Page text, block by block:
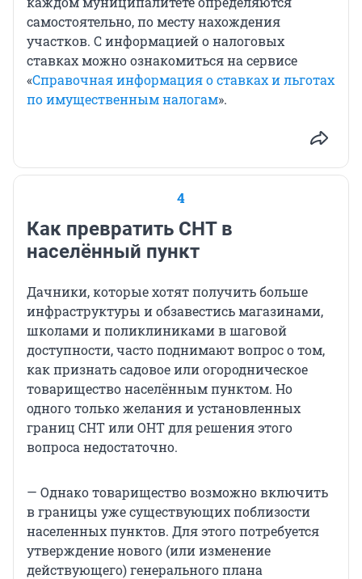
самостоятельно, по месту нахождения
участков. С информацией о налоговых
ставках можно ознакомиться на сервисе
«Справочная информация о ставках и льготах
по имущественным налогам».
4
Как превратить СНТ в
населённый пункт
Дачники, которые хотят получить больше
инфраструктуры и обзавестись магазинами,
школами и поликлиниками в шаговой
доступности, часто поднимают вопрос о том,
как признать садовое или огородническое
товарищество населённым пунктом. Но
одного только желания и установленных
границ СНТ или ОНТ для решения этого
вопроса недостаточно.
— Однако товарищество возможно включить
в границы уже существующих поблизости
населенных пунктов. Для этого потребуется
утверждение нового (или изменение
действующего) генерального плана